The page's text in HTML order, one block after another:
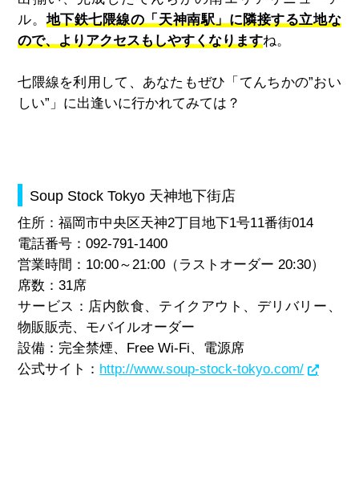
ル。 地下鉄七隈線の「天神南駅」に隣接する立地な
ので、よりアクセスもしやすくなりますね。
七隈線を利用して、あなたもぜひ「てんちかの”おい
しい”」に出逢いに行かれてみては？
Soup Stock Tokyo 天神地下街店
住所：福岡市中央区天神2丁目地下1号11番街014
電話番号：092-791-1400
営業時間：10:00～21:00（ラストオーダー 20:30）
席数：31席
サービス：店内飲食、テイクアウト、デリバリー、
物販販売、モバイルオーダー
設備：完全禁煙、Free Wi-Fi、電源席
公式サイト： http://www.soup-stock-tokyo.com/